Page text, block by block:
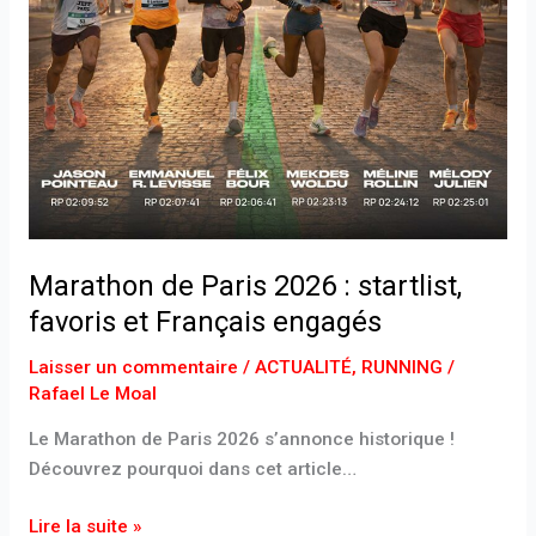
Marathon de Paris 2026 : startlist,
favoris et Français engagés
Laisser un commentaire / ACTUALITÉ, RUNNING /
Rafael Le Moal
Le Marathon de Paris 2026 s’annonce historique !
Découvrez pourquoi dans cet article…
Lire la suite »